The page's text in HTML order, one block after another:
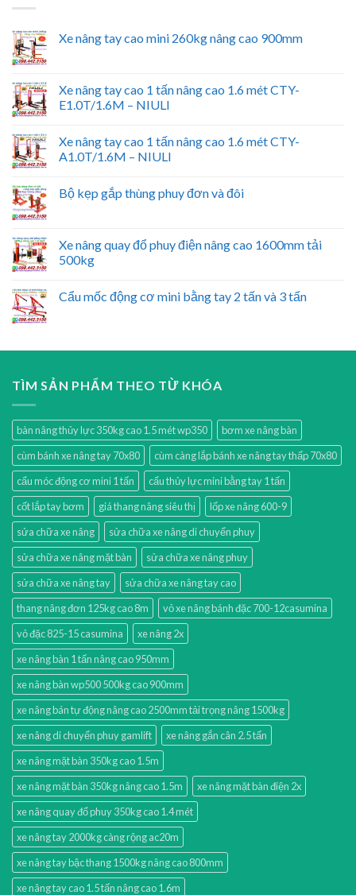
Xe nâng tay cao mini 260kg nâng cao 900mm
Xe nâng tay cao 1 tấn nâng cao 1.6 mét CTY-
E1.0T/1.6M – NIULI
Xe nâng tay cao 1 tấn nâng cao 1.6 mét CTY-
A1.0T/1.6M – NIULI
Bộ kẹp gắp thùng phuy đơn và đôi
Xe nâng quay đổ phuy điện nâng cao 1600mm tải
500kg
Cẩu mốc động cơ mini bằng tay 2 tấn và 3 tấn
TÌM SẢN PHẨM THEO TỪ KHÓA
bàn nâng thủy lực 350kg cao 1.5 mét wp350
bơm xe nâng bàn
cùm bánh xe nâng tay 70x80
cùm càng lắp bánh xe nâng tay thấp 70x80
cẩu móc động cơ mini 1 tấn
cẩu thủy lực mini bằng tay 1 tấn
cốt lắp tay bơm
giá thang nâng siêu thị
lốp xe nâng 600-9
sửa chữa xe nâng
sửa chữa xe nâng di chuyển phuy
sửa chữa xe nâng mặt bàn
sửa chữa xe nâng phuy
sửa chữa xe nâng tay
sửa chữa xe nâng tay cao
thang nâng đơn 125kg cao 8m
vỏ xe nâng bánh đặc 700-12casumina
vỏ đặc 825-15 casumina
xe nâng 2x
xe nâng bàn 1 tấn nâng cao 950mm
xe nâng bàn wp500 500kg cao 900mm
xe nâng bán tự động nâng cao 2500mm tải trọng nâng 1500kg
xe nâng di chuyển phuy gamlift
xe nâng gắn cân 2.5 tấn
xe nâng mặt bàn 350kg cao 1.5m
xe nâng mặt bàn 350kg nâng cao 1.5m
xe nâng mặt bàn điện 2x
xe nâng quay đổ phuy 350kg cao 1.4 mét
xe nâng tay 2000kg càng rộng ac20m
xe nâng tay bậc thang 1500kg nâng cao 800mm
xe nâng tay cao 1.5 tấn nâng cao 1.6m